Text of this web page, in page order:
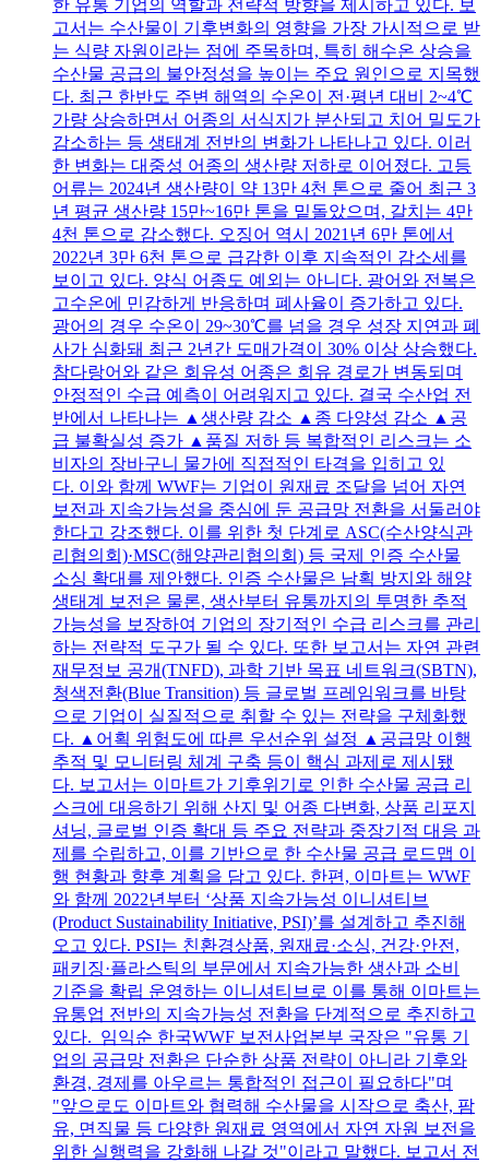
한 유통 기업의 역할과 전략적 방향을 제시하고 있다. 보
고서는 수산물이 기후변화의 영향을 가장 가시적으로 받
는 식량 자원이라는 점에 주목하며, 특히 해수온 상승을
수산물 공급의 불안정성을 높이는 주요 원인으로 지목했
다. 최근 한반도 주변 해역의 수온이 전·평년 대비 2~4℃
가량 상승하면서 어종의 서식지가 분산되고 치어 밀도가
감소하는 등 생태계 전반의 변화가 나타나고 있다. 이러
한 변화는 대중성 어종의 생산량 저하로 이어졌다. 고등
어류는 2024년 생산량이 약 13만 4천 톤으로 줄어 최근 3
년 평균 생산량 15만~16만 톤을 밑돌았으며, 갈치는 4만
4천 톤으로 감소했다. 오징어 역시 2021년 6만 톤에서
2022년 3만 6천 톤으로 급감한 이후 지속적인 감소세를
보이고 있다. 양식 어종도 예외는 아니다. 광어와 전복은
고수온에 민감하게 반응하며 폐사율이 증가하고 있다.
광어의 경우 수온이 29~30℃를 넘을 경우 성장 지연과 폐
사가 심화돼 최근 2년간 도매가격이 30% 이상 상승했다.
참다랑어와 같은 회유성 어종은 회유 경로가 변동되며
안정적인 수급 예측이 어려워지고 있다. 결국 수산업 전
반에서 나타나는 ▲생산량 감소 ▲종 다양성 감소 ▲공
급 불확실성 증가 ▲품질 저하 등 복합적인 리스크는 소
비자의 장바구니 물가에 직접적인 타격을 입히고 있
다. 이와 함께 WWF는 기업이 원재료 조달을 넘어 자연
보전과 지속가능성을 중심에 둔 공급망 전환을 서둘러야
한다고 강조했다. 이를 위한 첫 단계로 ASC(수산양식관
리협의회)·MSC(해양관리협의회) 등 국제 인증 수산물
소싱 확대를 제안했다. 인증 수산물은 남획 방지와 해양
생태계 보전은 물론, 생산부터 유통까지의 투명한 추적
가능성을 보장하여 기업의 장기적인 수급 리스크를 관리
하는 전략적 도구가 될 수 있다. 또한 보고서는 자연 관련
재무정보 공개(TNFD), 과학 기반 목표 네트워크(SBTN),
청색전환(Blue Transition) 등 글로벌 프레임워크를 바탕
으로 기업이 실질적으로 취할 수 있는 전략을 구체화했
다. ▲어획 위험도에 따른 우선순위 설정 ▲공급망 이행
추적 및 모니터링 체계 구축 등이 핵심 과제로 제시됐
다. 보고서는 이마트가 기후위기로 인한 수산물 공급 리
스크에 대응하기 위해 산지 및 어종 다변화, 상품 리포지
셔닝, 글로벌 인증 확대 등 주요 전략과 중장기적 대응 과
제를 수립하고, 이를 기반으로 한 수산물 공급 로드맵 이
행 현황과 향후 계획을 담고 있다. 한편, 이마트는 WWF
와 함께 2022년부터 ‘상품 지속가능성 이니셔티브
(Product Sustainability Initiative, PSI)’를 설계하고 추진해
오고 있다. PSI는 친환경상품, 원재료·소싱, 건강·안전,
패키징·플라스틱의 부문에서 지속가능한 생산과 소비
기준을 확립 운영하는 이니셔티브로 이를 통해 이마트는
유통업 전반의 지속가능성 전환을 단계적으로 추진하고
있다. 임익순 한국WWF 보전사업본부 국장은 "유통 기
업의 공급망 전환은 단순한 상품 전략이 아니라 기후와
환경, 경제를 아우르는 통합적인 접근이 필요하다"며
"앞으로도 이마트와 협력해 수산물을 시작으로 축산, 팜
유, 면직물 등 다양한 원재료 영역에서 자연 자원 보전을
위한 실행력을 강화해 나갈 것"이라고 말했다. 보고서 전